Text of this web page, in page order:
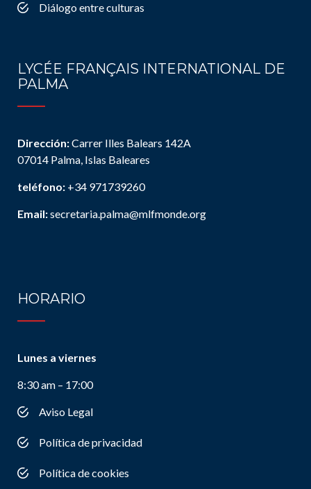
Diálogo entre culturas
LYCÉE FRANÇAIS INTERNATIONAL DE
PALMA
Dirección:Carrer Illes Balears 142A
07014 Palma, Islas Baleares
teléfono: +34 971739260
Email:secretaria.palma@mlfmonde.org
HORARIO
Lunes a viernes
8:30 am – 17:00
Aviso Legal
Política de privacidad
Política de cookies